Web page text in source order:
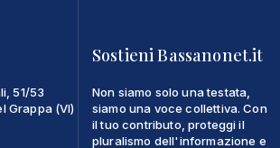
51/53
Grappa (VI)
Sostieni Bassanonet.it
Non siamo solo una testata,
siamo una voce collettiva. Con
il tuo contributo, proteggi il
pluralismo dell'informazione e